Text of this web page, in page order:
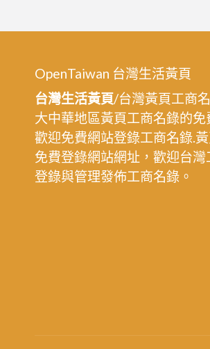
OpenTaiwan 台灣生活黃頁
台灣生活黃頁/台灣黃頁工商
大中華地區黃頁工商名錄的免
歡迎免費網站登錄工商名錄.
免費登錄網站網址，歡迎台灣
登錄與管理發佈工商名錄。